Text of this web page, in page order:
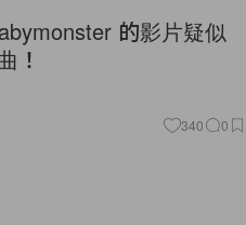
的影片疑似
！
340 0